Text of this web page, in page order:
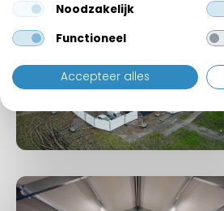
Noodzakelijk
Functioneel
Accepteer alles